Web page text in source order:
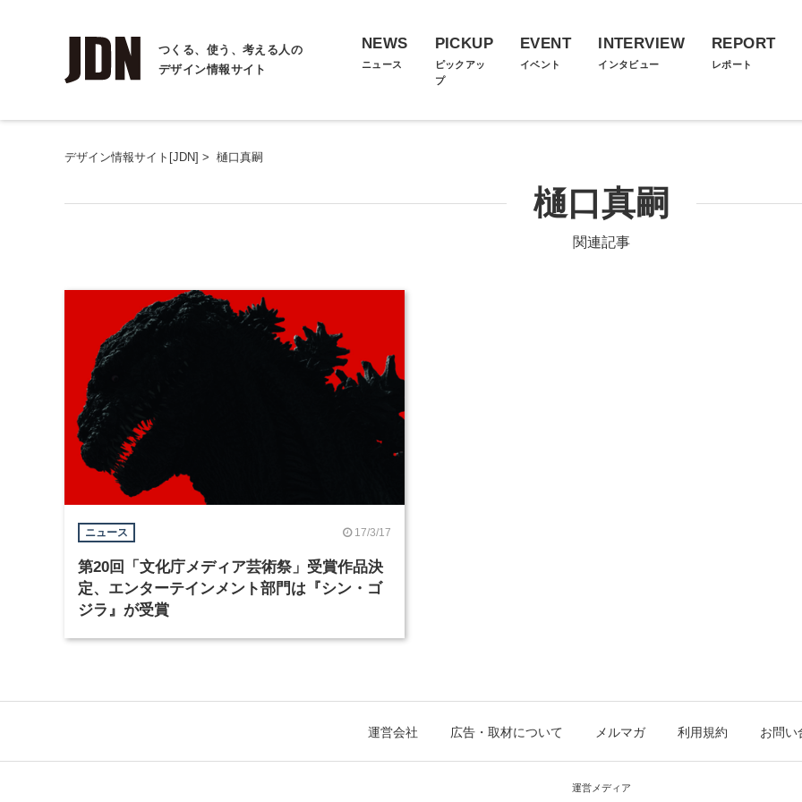
つくる、使う、考える人の
デザイン情報サイト
NEWS
ニュース
PICKUP
ピックアッ
プ
EVENT
イベント
INTERVIEW
インタビュー
REPORT
レポート
デザイン情報サイト[JDN] > 樋口真嗣
樋口真嗣
関連記事
ニュース 17/3/17
第20回「文化庁メディア芸術祭」受賞作品決
定、エンターテインメント部門は『シン・ゴ
ジラ』が受賞
運営会社 広告・取材について メルマガ 利用規約 お問い
運営メディア